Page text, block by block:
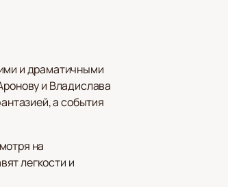
и драматичными
и Владислава
а события
на
легкости и